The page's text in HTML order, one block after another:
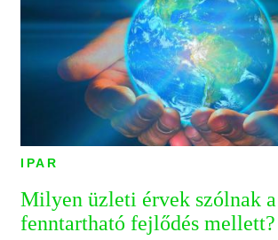
IPAR
Milyen üzleti érvek szólnak a
fenntartható fejlődés mellett?